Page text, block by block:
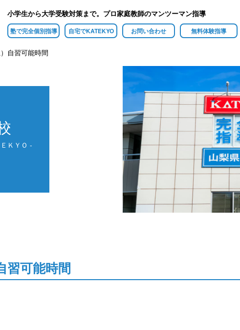
小学生から大学受験対策まで。プロ家庭教師のマンツーマン指導
塾で完全個別指導 自宅でKATEKYO お問い合わせ 無料体験指導
自習可能時間
ＫＹＯ -
習可能時間